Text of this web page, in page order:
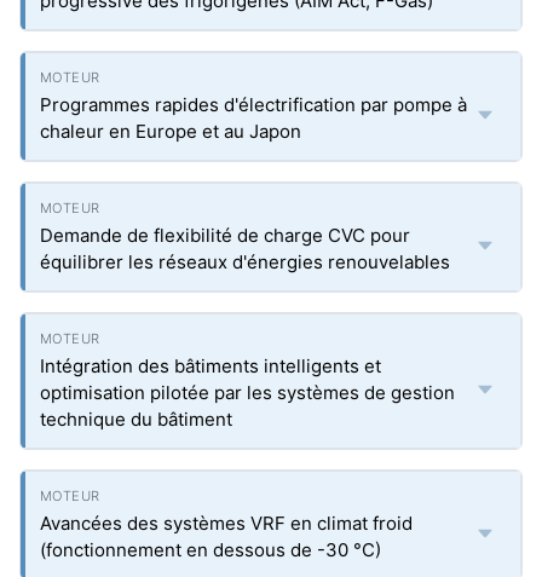
Programmes rapides d'électrification par pompe à
chaleur en Europe et au Japon
Demande de flexibilité de charge CVC pour
équilibrer les réseaux d'énergies renouvelables
Intégration des bâtiments intelligents et
optimisation pilotée par les systèmes de gestion
technique du bâtiment
Avancées des systèmes VRF en climat froid
(fonctionnement en dessous de -30 °C)